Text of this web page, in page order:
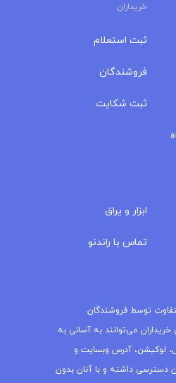
خریداران
ثبت استعلام
فروشندگان
ثبت شکایت
ابزار و یراق
تماس با راندنو
توسط فروشندگان
می‌توانند به آسانی به
لوکیشن، آدرس وبسایت و
دسترسی داشته و با آنان بدون